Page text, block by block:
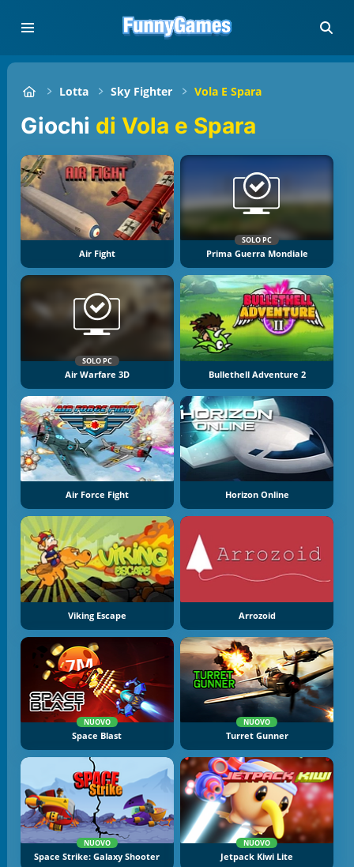
Lotta Sky Fighter Vola E Spara
Giochi di Vola e Spara
Air Fight
SOLO PC
Prima Guerra Mondiale
SOLO PC
Air Warfare 3D Bullethell Adventure 2
Air Force Fight Horizon Online
Viking Escape Arrozoid
NUOVO
Space Blast
NUOVO
Turret Gunner
NUOVO
Space Strike: Galaxy Shooter
NUOVO
Jetpack Kiwi Lite